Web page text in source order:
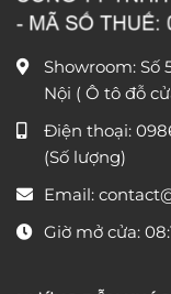
Showroom: Số
Nội ( Ô tô đỗ
Điện thoại:
(Số lượng)
Email:
Giờ mở cửa: